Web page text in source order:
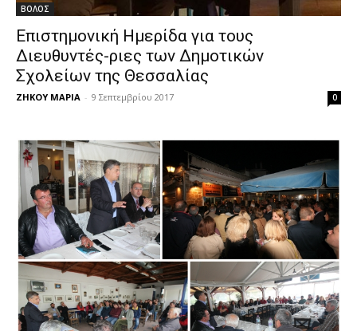
ΒΟΛΟΣ
Επιστημονική Ημερίδα για τους
Διευθυντές-ριες των Δημοτικών
Σχολείων της Θεσσαλίας
ΖΗΚΟΥ ΜΑΡΙΑ - 9 Σεπτεμβρίου 2017 0